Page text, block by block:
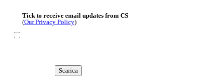
Tick to receive email updates from CS
(Our Privacy Policy)
Scarica